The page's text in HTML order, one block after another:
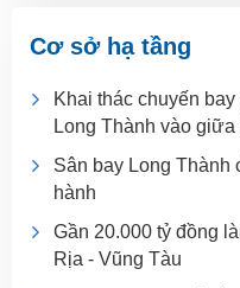
Cơ sở hạ tầng
Khai thác chuyến
Long Thành vào giữa
Sân bay Long Thành
hành
Gần 20.000 tỷ đồng
Rịa - Vũng Tàu